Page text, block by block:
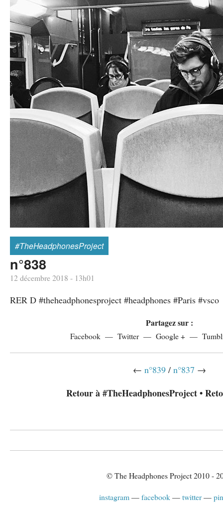
#TheHeadphonesProject
n°838
12 décembre 2018 - 13h01
RER D #theheadphonesproject #headphones #Paris #vsco
Partagez sur :
Facebook Twitter Google +
← n°839/ n°837 →
Retour à #TheHeadphonesProject•
© The Headphones Project 2010 -
instagram facebook twitter